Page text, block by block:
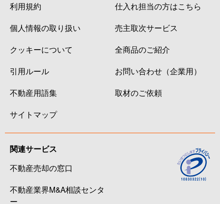
利用規約
個人情報の取り扱い
クッキーについて
引用ルール
不動産用語集
サイトマップ
仕入れ担当の方はこちら
売主取次サービス
全商品のご紹介
お問い合わせ（企業用）
取材のご依頼
関連サービス
不動産売却の窓口
不動産業界M&A相談センタ
ー